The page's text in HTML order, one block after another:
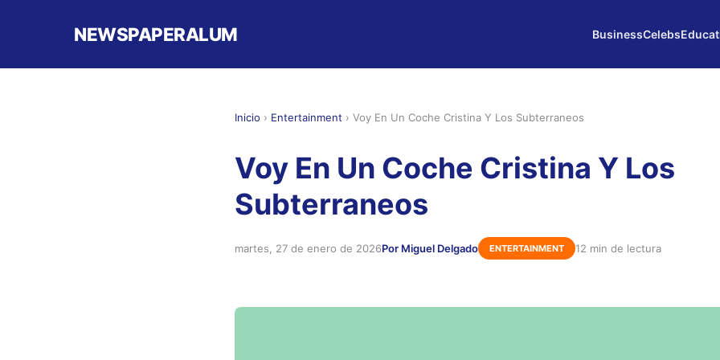
NEWSPAPERALUM BusinessCelebs
Inicio › Entertainment › Voy En Un Coche Cristina Y Los Subterraneos
Voy En Un Coche Cristina Y Los
Subterraneos
martes, 27 de enero de 2026Por Miguel Delgado ENTERTAINMENT 12 min de lectura